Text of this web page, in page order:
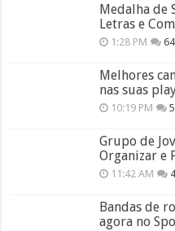
Medalha de
Letras e
1:28 PM 64
Melhores
nas suas
10:19 PM
Grupo de
Organizar e
11:42 AM
Bandas de
agora no